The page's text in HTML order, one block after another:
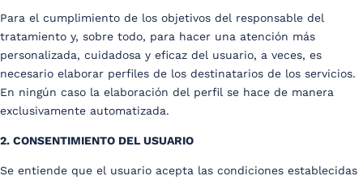
Para el cumplimiento de los objetivos del responsable del
tratamiento y, sobre todo, para hacer una atención más
personalizada, cuidadosa y eficaz del usuario, a veces, es
necesario elaborar perfiles de los destinatarios de los servicios.
En ningún caso la elaboración del perfil se hace de manera
exclusivamente automatizada.
2. CONSENTIMIENTO DEL USUARIO
Se entiende que el usuario acepta las condiciones establecidas